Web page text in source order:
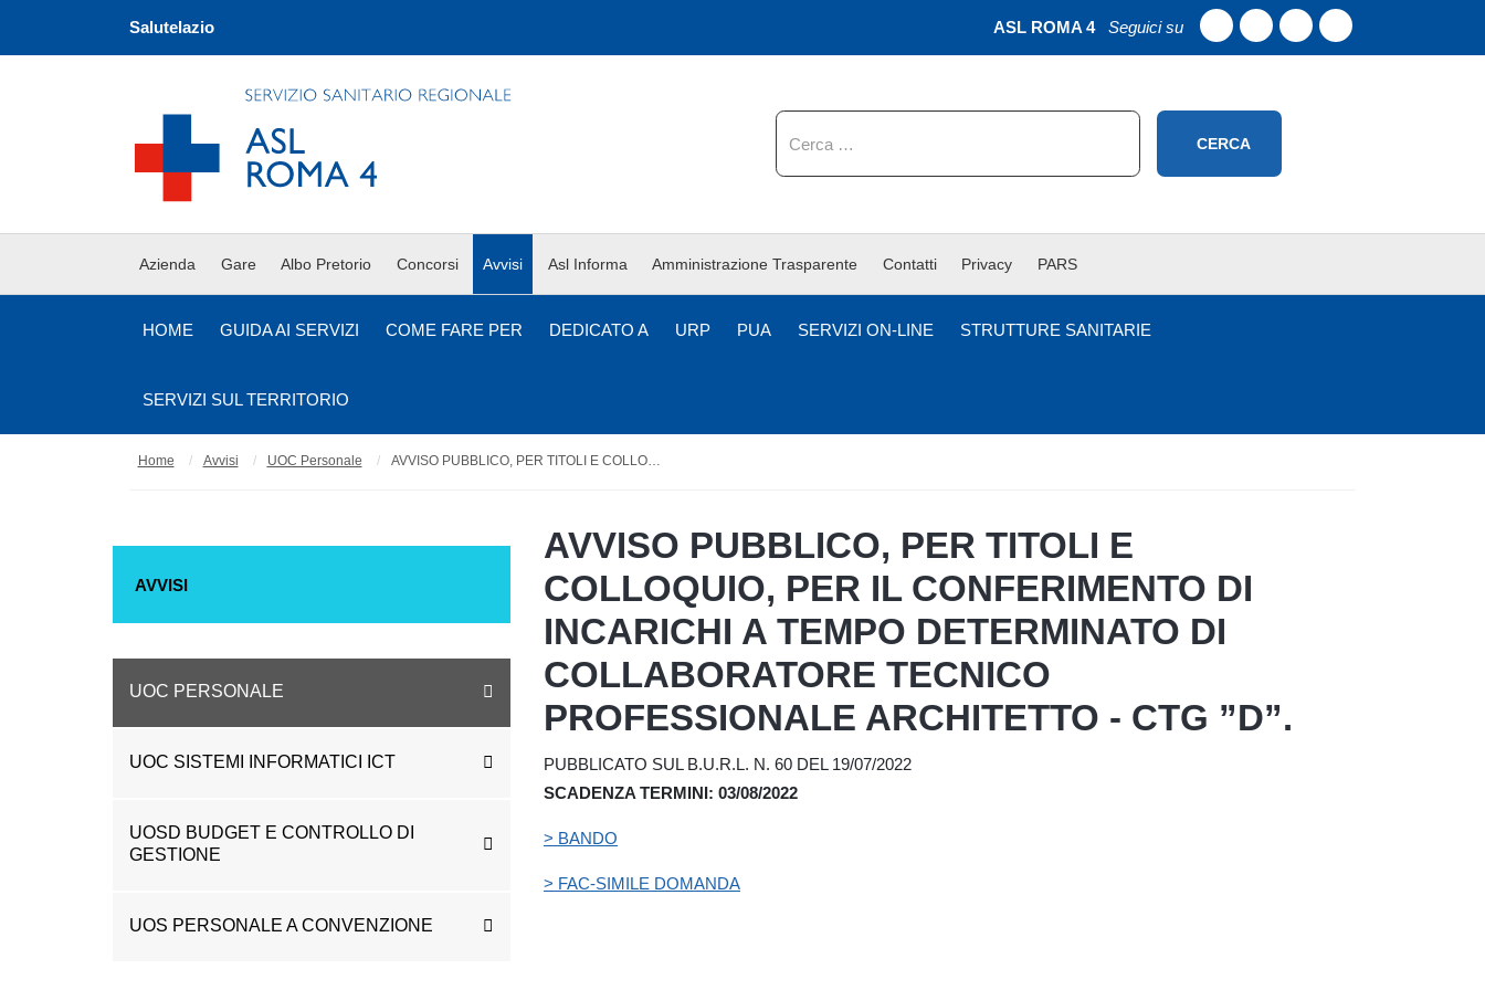
Salutelazio ASL ROMA 4 Seguici su
Cerca
CERCA
Azienda Gare Albo Pretorio Concorsi Avvisi Asl Informa Amministrazione Trasparente Contatti Privacy PARS
HOME GUIDA AI SERVIZI COME FARE PER DEDICATO A URP PUA SERVIZI ON-LINE STRUTTURE SANITARIE
SERVIZI SUL TERRITORIO
Home Avvisi UOC Personale AVVISO PUBBLICO, PER TITOLI E COLLOQUIO, PER IL CONFERIMENTO DI INCARICHI A TEMPO DETERMINATO DI COLLABORATORE TECNICO PROFESSIONALE ARCHITETTO - CTG ”D”.
AVVISO PUBBLICO, PER TITOLI E
COLLOQUIO, PER IL CONFERIMENTO DI
INCARICHI A TEMPO DETERMINATO DI
COLLABORATORE TECNICO
PROFESSIONALE ARCHITETTO - CTG ”D”.
PUBBLICATO SUL B.U.R.L. N. 60 DEL 19/07/2022
SCADENZA TERMINI: 03/08/2022
> BANDO
> FAC-SIMILE DOMANDA
AVVISI
UOC PERSONALE
UOC SISTEMI INFORMATICI ICT
UOSD BUDGET E CONTROLLO DI
GESTIONE
UOS PERSONALE A CONVENZIONE